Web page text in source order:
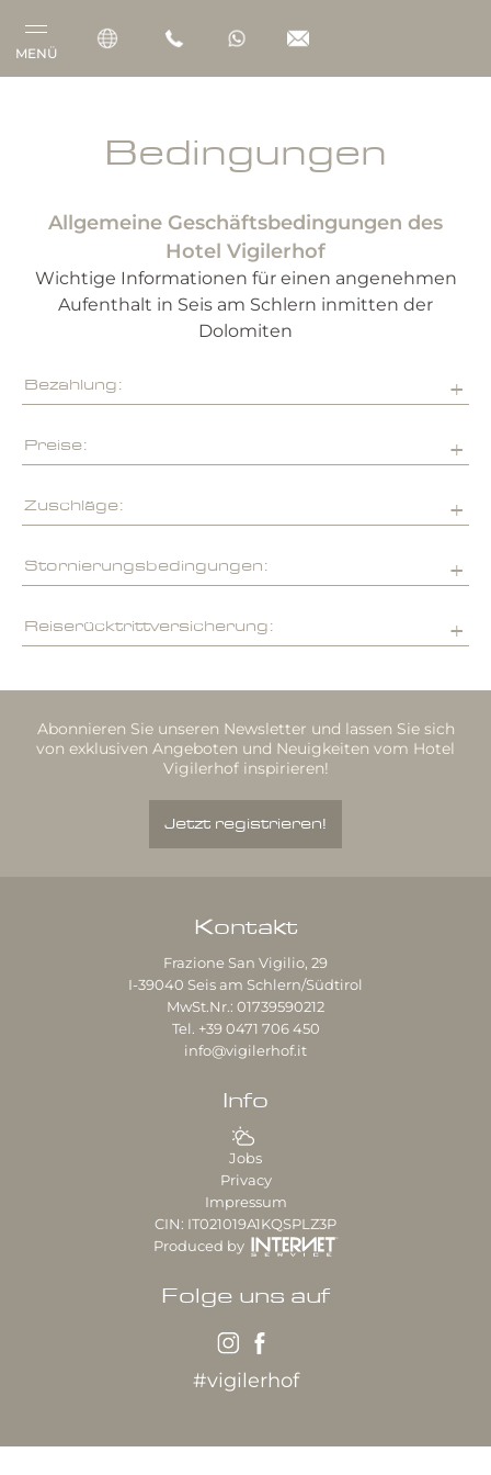
MENÜ
Zimmer & Suiten
Gourmet
Wellness
Bedingungen
Allgemeine Geschäftsbedingungen des
Hotel Vigilerhof
Wichtige Informationen für einen angenehmen
Aufenthalt in Seis am Schlern inmitten der
Dolomiten
Bezahlung:
Preise:
Zuschläge:
Stornierungsbedingungen:
Reiserücktrittversicherung:
Abonnieren Sie unseren Newsletter und lassen Sie sich
von exklusiven Angeboten und Neuigkeiten vom Hotel
Vigilerhof inspirieren!
Jetzt registrieren!
Kontakt
Frazione San Vigilio, 29
I-39040 Seis am Schlern/Südtirol
MwSt.Nr.: 01739590212
Tel. +39 0471 706 450
info@vigilerhof.it
Info
Jobs
Privacy
Impressum
CIN: IT021019A1KQSPLZ3P
Produced by
Folge uns auf
#vigilerhof